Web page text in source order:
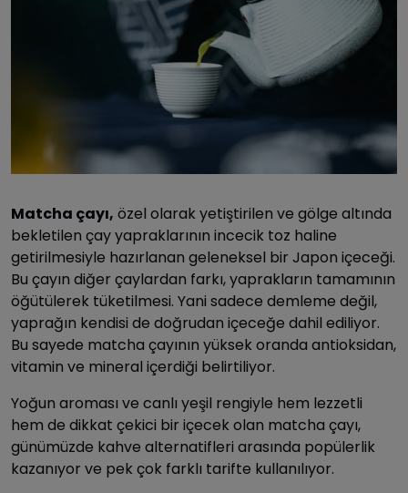
Matcha çayı, özel olarak yetiştirilen ve gölge altında
bekletilen çay yapraklarının incecik toz haline
getirilmesiyle hazırlanan geleneksel bir Japon içeceği.
Bu çayın diğer çaylardan farkı, yaprakların tamamının
öğütülerek tüketilmesi. Yani sadece demleme değil,
yaprağın kendisi de doğrudan içeceğe dahil ediliyor.
Bu sayede matcha çayının yüksek oranda antioksidan,
vitamin ve mineral içerdiği belirtiliyor.
Yoğun aroması ve canlı yeşil rengiyle hem lezzetli
hem de dikkat çekici bir içecek olan matcha çayı,
günümüzde kahve alternatifleri arasında popülerlik
kazanıyor ve pek çok farklı tarifte kullanılıyor.